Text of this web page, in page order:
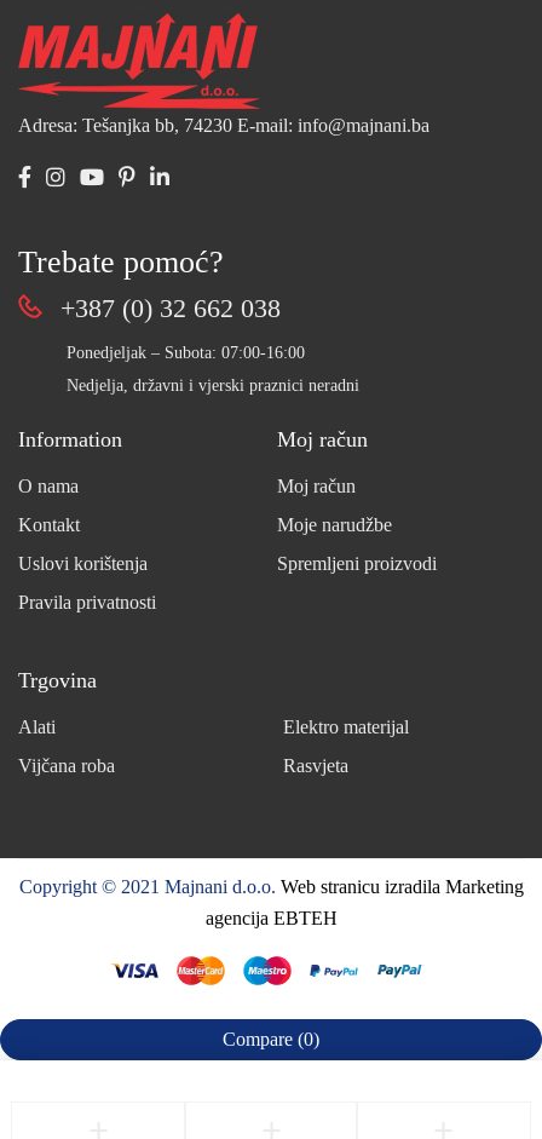
Adresa: Tešanjka bb, 74230 E-mail: info@majnani.ba
Trebate pomoć?
+387 (0) 32 662 038
Ponedjeljak – Subota: 07:00-16:00
Nedjelja, državni i vjerski praznici neradni
Information
O nama
Kontakt
Uslovi korištenja
Pravila privatnosti
Moj račun
Moj račun
Moje narudžbe
Spremljeni proizvodi
Trgovina
Alati
Elektro materijal
Vijčana roba
Rasvjeta
Copyright © 2021 Majnani d.o.o. Web stranicu izradila Marketing
agencija EBTEH
Compare (0)